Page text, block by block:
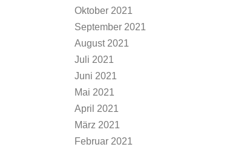
Oktober 2021
September 2021
August 2021
Juli 2021
Juni 2021
Mai 2021
April 2021
März 2021
Februar 2021